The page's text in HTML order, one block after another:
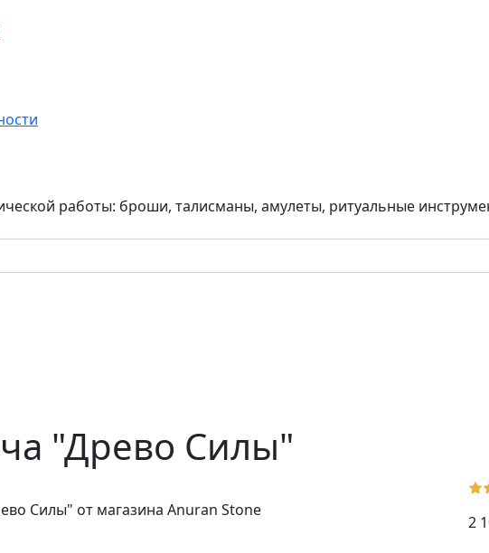
работы: броши, талисманы, амулеты, ритуальные
"Древо Силы"
2